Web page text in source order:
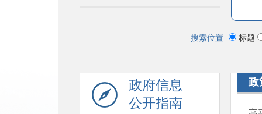
搜索位置 标题
政府信息
公开指南
政